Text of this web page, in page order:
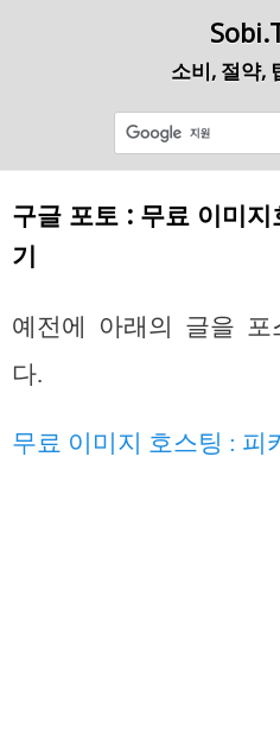
소비, 절약,
구글 포토 : 무료 이미
기
예전에 아래의 글을 포
다.
무료 이미지 호스팅 : 피